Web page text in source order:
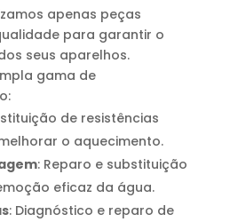
apenas peças
para garantir o
seus aparelhos.
gama de
de resistências
o aquecimento.
: Reparo e substituição
eficaz da água.
: Diagnóstico e reparo de